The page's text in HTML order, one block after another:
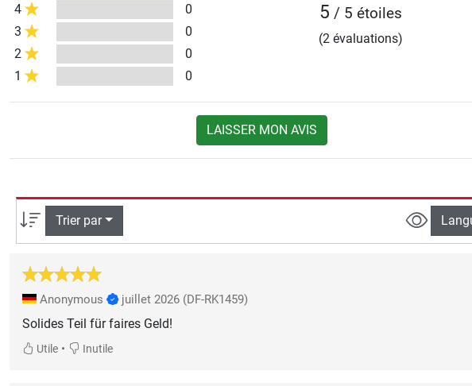
4
0
3
0
2
0
1
0
5 / 5 étoiles
(2 évaluations)
LAISSER MON AVIS
Trier par
Anonymous juillet 2026 (DF-RK1459)
Solides Teil für faires Geld!
Utile• Inutile